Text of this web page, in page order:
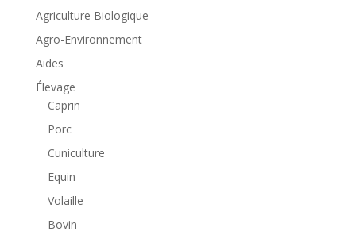
Agriculture Biologique
Agro-Environnement
Aides
Élevage
Caprin
Porc
Cuniculture
Equin
Volaille
Bovin